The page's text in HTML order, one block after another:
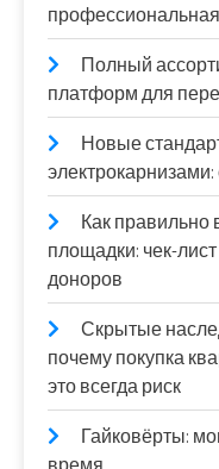
Полный
платформ для
Новые
Как
площадки: чек-
доноров
Скрытые
почему покупка
это всегда риск
Гайковёрты: